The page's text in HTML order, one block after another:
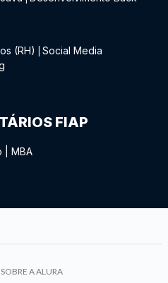
(RH)
Social Media
FIAP
MBA
SOBRE A ALURA